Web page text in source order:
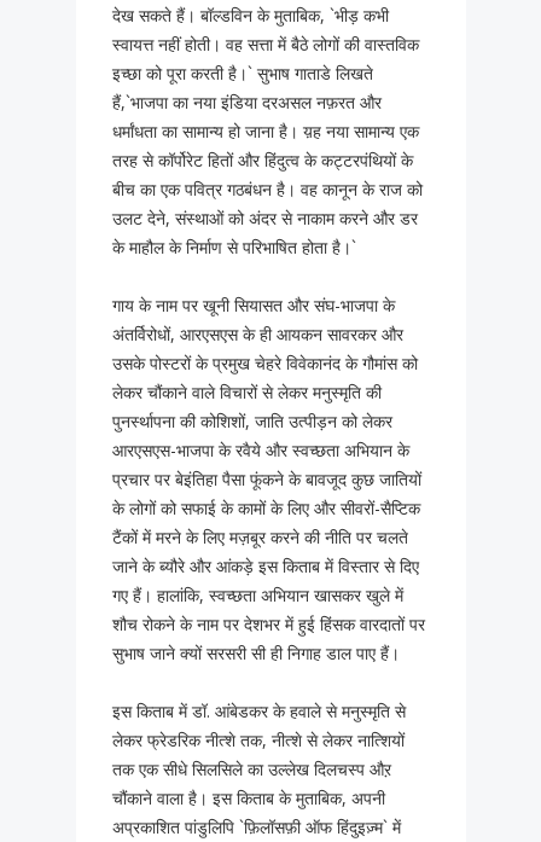
देख सकते हैं। बॉल्डविन के मुताबिक, `भीड़ कभी
स्वायत्त नहीं होती। वह सत्ता में बैठे लोगों की वास्तविक
इच्छा को पूरा करती है।` सुभाष गाताडे लिखते
हैं,`भाजपा का नया इंडिया दरअसल नफ़रत और
धर्मांधता का सामान्य हो जाना है। य़ह नया सामान्य एक
तरह से कॉर्पोरेट हितों और हिंदुत्व के कट्टरपंथियों के
बीच का एक पवित्र गठबंधन है। वह कानून के राज को
उलट देने, संस्थाओं को अंदर से नाकाम करने और डर
के माहौल के निर्माण से परिभाषित होता है।`
गाय के नाम पर खूनी सियासत और संघ-भाजपा के
अंतर्विरोधों, आरएसएस के ही आयकन सावरकर और
उसके पोस्टरों के प्रमुख चेहरे विवेकानंद के गौमांस को
लेकर चौंकाने वाले विचारों से लेकर मनुस्मृति की
पुनर्स्थापना की कोशिशों, जाति उत्पीड़न को लेकर
आरएसएस-भाजपा के रवैये और स्वच्छता अभियान के
प्रचार पर बेइंतिहा पैसा फूंकने के बावजूद कुछ जातियों
के लोगों को सफाई के कामों के लिए और सीवरों-सैप्टिक
टैंकों में मरने के लिए मज़बूर करने की नीति पर चलते
जाने के ब्यौरे और आंकड़े इस किताब में विस्तार से दिए
गए हैं। हालांकि, स्वच्छता अभियान खासकर खुले में
शौच रोकने के नाम पर देशभर में हुई हिंसक वारदातों पर
सुभाष जाने क्यों सरसरी सी ही निगाह डाल पाए हैं।
इस किताब में डॉ. आंबेडकर के हवाले से मनुस्मृति से
लेकर फ्रेडरिक नीत्शे तक, नीत्शे से लेकर नात्शियों
तक एक सीधे सिलसिले का उल्लेख दिलचस्प औऱ
चौंकाने वाला है। इस किताब के मुताबिक, अपनी
अप्रकाशित पांडुलिपि `फ़िलॉसफ़ी ऑफ हिंदुइज़्म` में